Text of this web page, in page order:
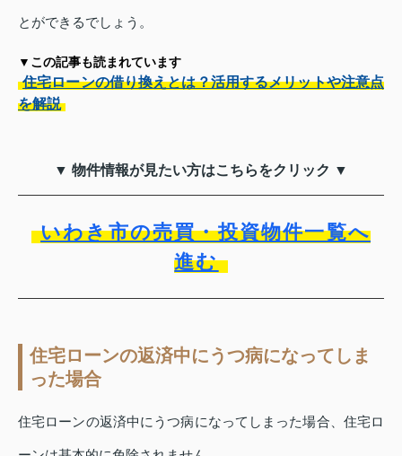
とができるでしょう。
▼この記事も読まれています
住宅ローンの借り換えとは？活用するメリットや注意点
を解説
▼ 物件情報が見たい方はこちらをクリック ▼
いわき市の売買・投資物件一覧へ
進む
住宅ローンの返済中にうつ病になってしま
った場合
住宅ローンの返済中にうつ病になってしまった場合、住宅ロ